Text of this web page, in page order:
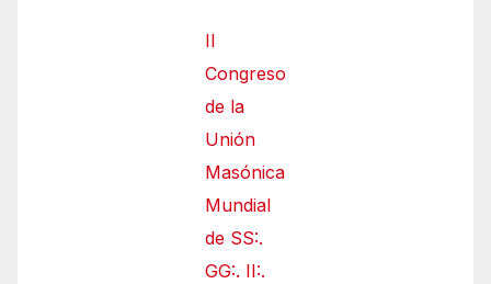
II
Congreso
de la
Unión
Masónica
Mundial
de SS:.
GG:. II:.